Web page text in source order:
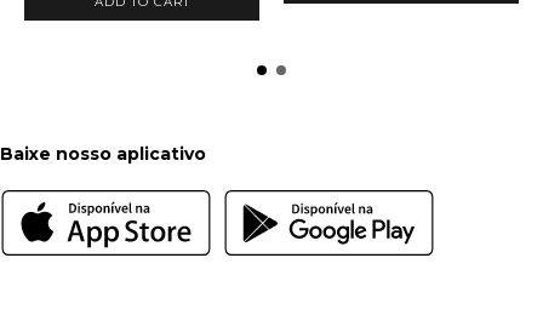
Baixe nosso aplicativo